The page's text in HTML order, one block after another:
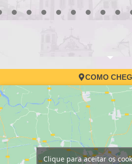
COMO
Clique para aceitar os